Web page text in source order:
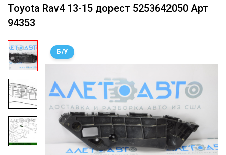
Toyota Rav4 13-15 дорест 5253642050 Арт
94353
Б/У